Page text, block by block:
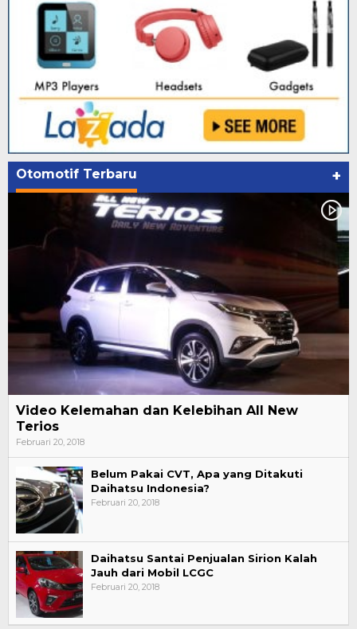
Otomotif Terbaru +
Video Kelemahan dan Kelebihan All New
Terios
Februari 20, 2018
Belum Pakai CVT, Apa yang Ditakuti
Daihatsu Indonesia?
Februari 20, 2018
Daihatsu Santai Penjualan Sirion Kalah
Jauh dari Mobil LCGC
Februari 20, 2018